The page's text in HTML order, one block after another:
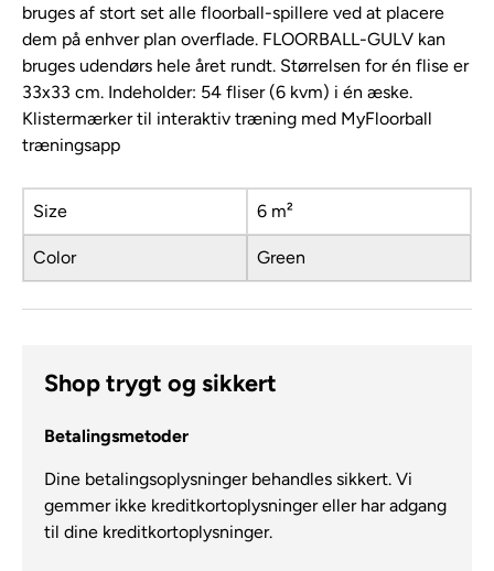
bruges af stort set alle floorball-spillere ved at placere
dem på enhver plan overflade. FLOORBALL-GULV kan
bruges udendørs hele året rundt. Størrelsen for én flise er
33x33 cm. Indeholder: 54 fliser (6 kvm) i én æske.
Klistermærker til interaktiv træning med MyFloorball
træningsapp
Size 6 m²
Color Green
Shop trygt og sikkert
Betalingsmetoder
Dine betalingsoplysninger behandles sikkert. Vi
gemmer ikke kreditkortoplysninger eller har adgang
til dine kreditkortoplysninger.